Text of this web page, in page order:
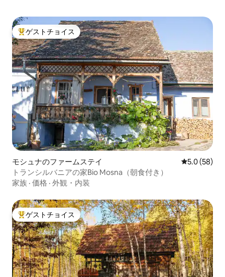
大好評のゲストチョイスです。
ゲストチョイス
モシュナのファームステイ レビュー58
5.0 (58)
トランシルバニアの家Bio Mosna（朝食付き）
家族 · 価格 · 外観・内装
大好評のゲストチョイスです。
ゲストチョイス